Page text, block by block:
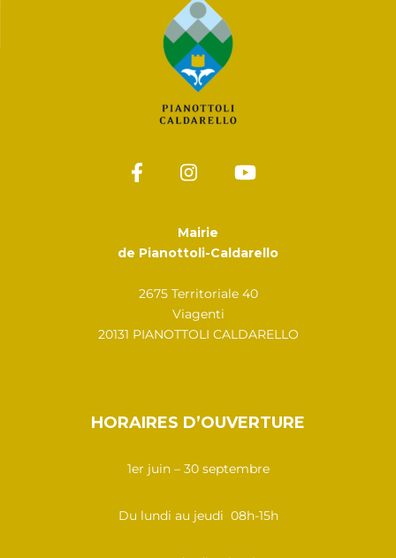
Mairie
de Pianottoli-Caldarello
2675 Territoriale 40
Viagenti
20131 PIANOTTOLI CALDARELLO
HORAIRES D’OUVERTURE
1er juin – 30 septembre
Du lundi au jeudi 08h-15h